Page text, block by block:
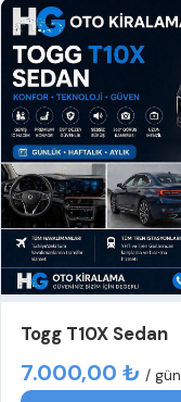
Togg T10X Sedan
7.000,00 ₺ / gün